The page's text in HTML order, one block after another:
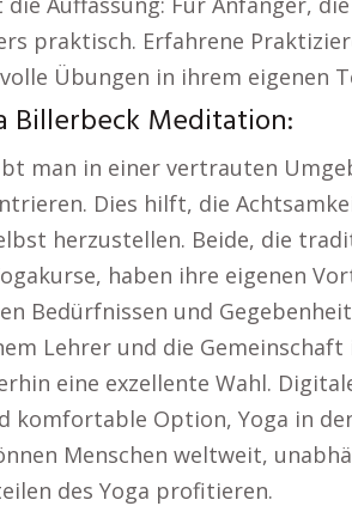
praktisch. Erfahrene
Übungen in ihrem eigenen
Billerbeck Meditation:
man in einer vertrauten
Dies hilft, die
herzustellen. Beide, die
haben ihre eigenen
Bedürfnissen und
Lehrer und die
eine exzellente Wahl.
komfortable Option, Yoga in
Menschen weltweit,
des Yoga profitieren.